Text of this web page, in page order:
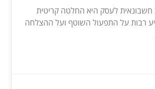
לעסק היא החלטה קריטית
רבות על התפעול השוטף ועל ההצלחה